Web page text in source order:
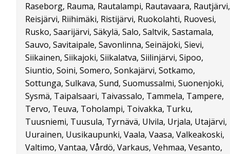
Raseborg, Rauma, Rautalampi, Rautavaara, Rautjärvi,
Reisjärvi, Riihimäki, Ristijärvi, Ruokolahti, Ruovesi,
Rusko, Saarijärvi, Säkylä, Salo, Saltvik, Sastamala,
Sauvo, Savitaipale, Savonlinna, Seinäjoki, Sievi,
Siikainen, Siikajoki, Siikalatva, Siilinjärvi, Sipoo,
Siuntio, Soini, Somero, Sonkajärvi, Sotkamo,
Sottunga, Sulkava, Sund, Suomussalmi, Suonenjoki,
Sysmä, Taipalsaari, Taivassalo, Tammela, Tampere,
Tervo, Teuva, Toholampi, Toivakka, Turku,
Tuusniemi, Tuusula, Tyrnävä, Ulvila, Urjala, Utajärvi,
Uurainen, Uusikaupunki, Vaala, Vaasa, Valkeakoski,
Valtimo, Vantaa, Vårdö, Varkaus, Vehmaa, Vesanto,